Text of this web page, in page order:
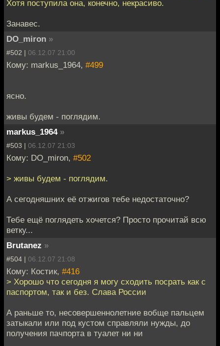
Хотя поступила она, конечно, некрасиво.
Занавес.
DO_miron »
#502 | 06.12.07 21:00
Кому: markus_1964, #499
ясно.
живы будем - поглядим.
markus_1964 »
#503 | 06.12.07 21:03
Кому: DO_miron, #502
> живы будем - поглядим.
А сегодняшних её отжигов тебе недостаточно?
Тебе ещё поглядеть хочется? Просто прочитай всю
ветку...
Brutanez »
#504 | 06.12.07 21:08
Кому: Костик, #416
> Хорошо что сегодня я могу сходить посрать как с
паспортом, так и без. Слава России
А раньше то, несовершеннолетние вобще пальцем
затыкали или под кустом справляли нужды, до
получения пачпорта в туалет ни ни